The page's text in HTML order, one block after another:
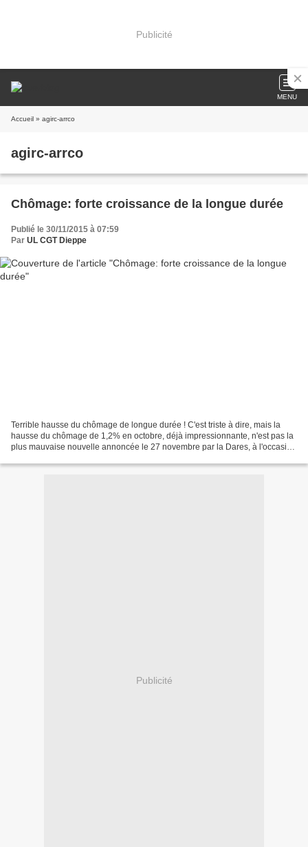
Publicité
MENU
Accueil » agirc-arrco
agirc-arrco
Chômage: forte croissance de la longue durée
Publié le 30/11/2015 à 07:59
Par UL CGT Dieppe
Terrible hausse du chômage de longue durée ! C'est triste à dire, mais la
hausse du chômage de 1,2% en octobre, déjà impressionnante, n'est pas la
plus mauvaise nouvelle annoncée le 27 novembre par la Dares, à l'occasion
Publicité